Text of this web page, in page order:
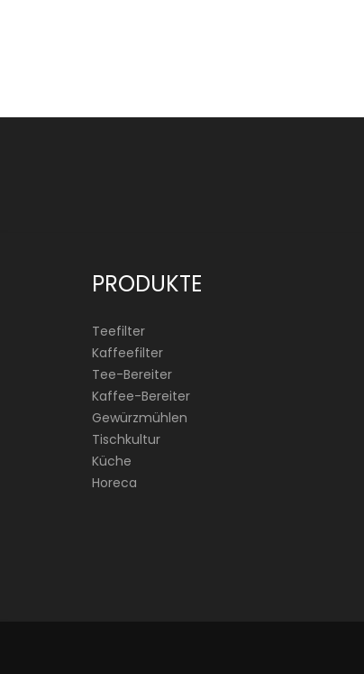
PRODUKTE
Teefilter
Kaffeefilter
Tee-Bereiter
Kaffee-Bereiter
Gewürzmühlen
Tischkultur
Küche
Horeca